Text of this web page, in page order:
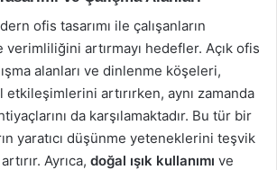
ofis tasarımı ile çalışanların
artırmayı hedefler. Açık ofis
alanları ve dinlenme köşeleri,
etkileşimlerini artırırken, aynı zamanda
da karşılamaktadır. Bu tür bir
yaratıcı düşünme yeteneklerini teşvik
Ayrıca, doğal ışık kullanımı ve